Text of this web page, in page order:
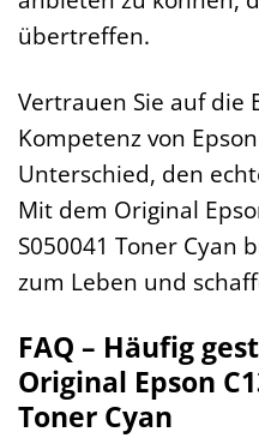
übertreffen.
Vertrauen Sie auf die
Kompetenz von
Unterschied, den
Mit dem Original
S050041 Toner Cyan
zum Leben und
FAQ – Häufig
Original Epson
Toner Cyan